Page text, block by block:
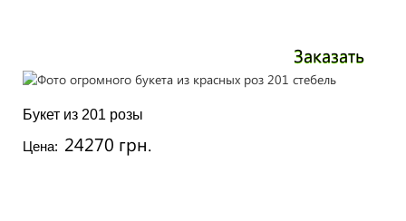
Заказать
Букет из 201 розы
Цена: 24270 грн.